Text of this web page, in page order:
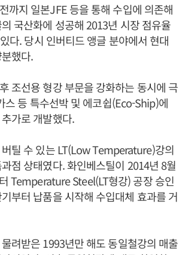
까지 일본JFE 등을 통해 수입에 의존해
국산화에 성공해 2013년 시장 점유율
다. 당시 인버티드 앵글 분야에서 현대
했다.
조선용 형강 부문을 강화하는 동시에 극
스 등 특수선박 및 에코쉽(Eco-Ship)에
가로 개발했다.
틸 수 있는 LT(Low Temperature)강의
점 상태였다. 화인베스틸이 2014년 8월
Temperature Steel(LT형강) 공장 승인
부터 납품을 시작해 수입대체 효과를 거
려받은 1993년만 해도 동일철강의 매출